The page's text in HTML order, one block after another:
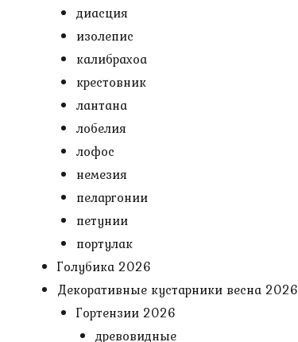
диасция
изолепис
калибрахоа
крестовник
лантана
лобелия
лофос
немезия
пеларгонии
петунии
портулак
Голубика 2026
Декоративные кустарники весна 2026
Гортензии 2026
древовидные